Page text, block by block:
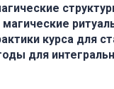
курса для
для